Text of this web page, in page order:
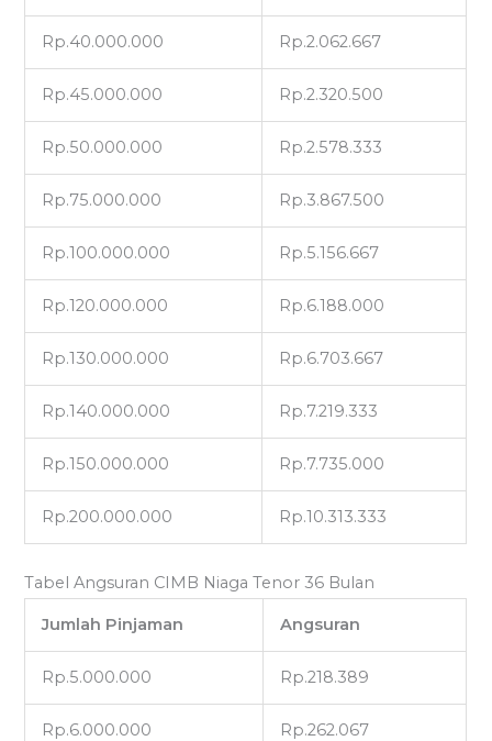
Rp.40.000.000 Rp.2.062.667
Rp.45.000.000 Rp.2.320.500
Rp.50.000.000 Rp.2.578.333
Rp.75.000.000 Rp.3.867.500
Rp.100.000.000 Rp.5.156.667
Rp.120.000.000 Rp.6.188.000
Rp.130.000.000 Rp.6.703.667
Rp.140.000.000 Rp.7.219.333
Rp.150.000.000 Rp.7.735.000
Rp.200.000.000 Rp.10.313.333
Tabel Angsuran CIMB Niaga Tenor 36 Bulan
Jumlah Pinjaman Angsuran
Rp.5.000.000 Rp.218.389
Rp.6.000.000 Rp.262.067